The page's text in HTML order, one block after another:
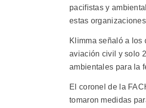
pacifistas y
estas
Klimma señaló a los
aviación civil y solo
ambientales para la
El coronel de la
tomaron medidas